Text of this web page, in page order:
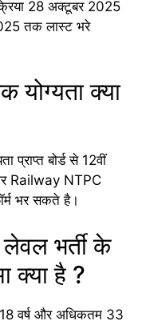
28 अक्टूबर 2025
तक लास्ट भरे
योग्यता क्या
प्राप्त बोर्ड से 12वीं
Railway NTPC
भर सकते है।
भर्ती के
क्या है ?
18 वर्ष और अधिकतम 33